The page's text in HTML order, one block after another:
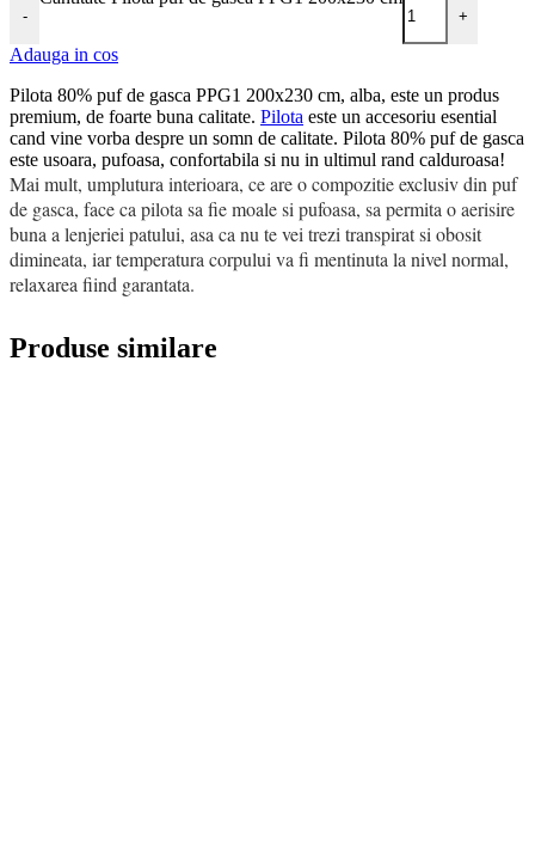
- +
Adauga in cos
Pilota 80% puf de gasca PPG1 200x230 cm, alba, este un produs
premium, de foarte buna calitate. Pilota este un accesoriu esential
cand vine vorba despre un somn de calitate. Pilota 80% puf de gasca
este usoara, pufoasa, confortabila si nu in ultimul rand calduroasa!
Mai mult, umplutura interioara, ce are o compozitie exclusiv din puf
de gasca, face ca pilota sa fie moale si pufoasa, sa permita o aerisire
buna a lenjeriei patului, asa ca nu te vei trezi transpirat si obosit
dimineata, iar temperatura corpului va fi mentinuta la nivel normal,
relaxarea fiind garantata.
Produse similare